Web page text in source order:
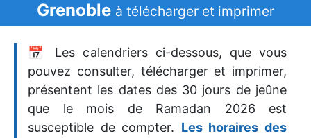
Grenoble à télécharger et imprimer
📅 Les calendriers ci-dessous, que vous
pouvez consulter, télécharger et imprimer,
présentent les dates des 30 jours de jeûne
que le mois de Ramadan 2026 est
susceptible de compter. Les horaires des